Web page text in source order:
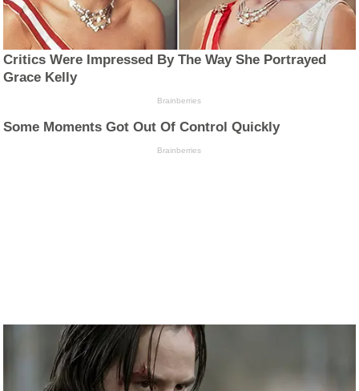
Critics Were Impressed By The Way She Portrayed
Grace Kelly
Brainberries
Some Moments Got Out Of Control Quickly
Brainberries